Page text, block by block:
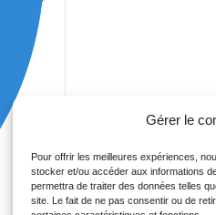
Gérer le
Pour offrir les meilleures expériences,
stocker et/ou accéder aux informations
permettra de traiter des données telles
site. Le fait de ne pas consentir ou de